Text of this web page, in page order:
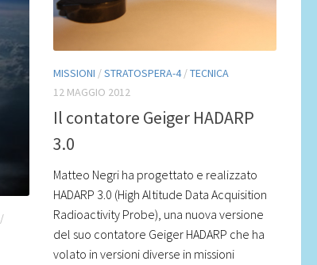
/
MISSIONI /STRATOSPERA-4/TECNICA
12 MAGGIO 2012
Il contatore Geiger HADARP
3.0
Matteo Negri ha progettato e realizzato
HADARP 3.0 (High Altitude Data Acquisition
Radioactivity Probe), una nuova versione
del suo contatore Geiger HADARP che ha
volato in versioni diverse in missioni